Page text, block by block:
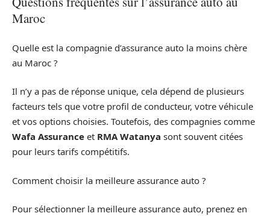
Maroc
Quelle est la compagnie d’assurance auto la moins chère
au Maroc ?
Il n’y a pas de réponse unique, cela dépend de plusieurs
facteurs tels que votre profil de conducteur, votre véhicule
et vos options choisies. Toutefois, des compagnies comme
Wafa Assurance et RMA Watanya sont souvent citées
pour leurs tarifs compétitifs.
Comment choisir la meilleure assurance auto ?
Pour sélectionner la meilleure assurance auto, prenez en